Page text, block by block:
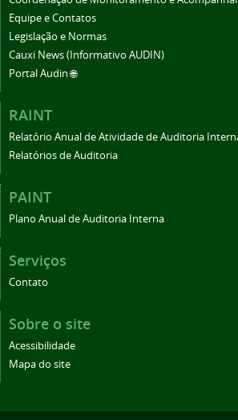
Equipe e Contatos
Legislação e Normas
Cauxi News (Informativo AUDIN)
Portal Audin 🌐
RAINT
Relatório Anual de Atividade de Auditoria
Relatórios de Auditoria
PAINT
Plano Anual de Auditoria Interna
Serviços
Contato
Sobre o site
Acessibilidade
Mapa do site